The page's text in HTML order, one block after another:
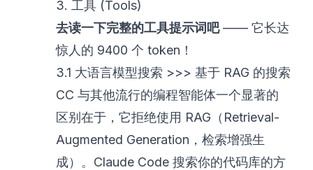
3. 工具 (Tools)
去读一下完整的工具提示词吧—— 它长达
惊人的 9400 个 token！
3.1 大语言模型搜索 >>> 基于 RAG 的搜索
CC 与其他流行的编程智能体一个显著的
区别在于，它拒绝使用 RAG（Retrieval-
Augmented Generation，检索增强生
成）。Claude Code 搜索你的代码库的方